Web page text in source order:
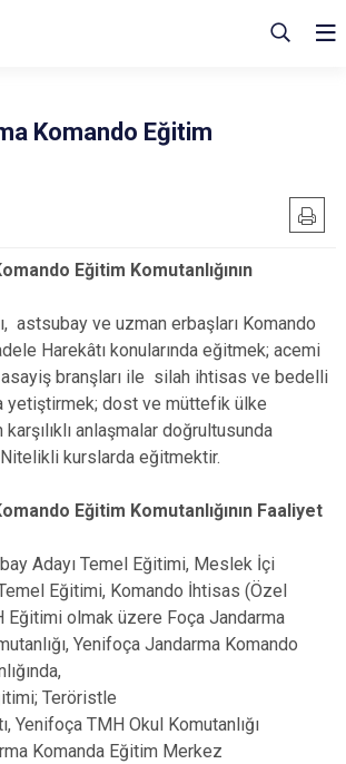
Komando Eğitim
Eğitim Komutanlığının
astsubay ve uzman erbaşları Komando
Harekâtı konularında eğitmek; acemi
branşları ile silah ihtisas ve bedelli
yetiştirmek; dost ve müttefik ülke
anlaşmalar doğrultusunda
kurslarda eğitmektir.
Eğitim Komutanlığının Faaliyet
Adayı Temel Eğitimi, Meslek İçi
Eğitimi, Komando İhtisas (Özel
Eğitimi olmak üzere Foça Jandarma
Yenifoça Jandarma Komando
Teröristle
Yenifoça TMH Okul Komutanlığı
Komanda Eğitim Merkez